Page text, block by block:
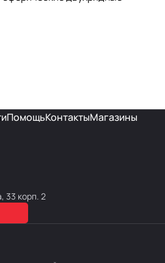
ПомощьКонтактыМагазины
33 корп. 2